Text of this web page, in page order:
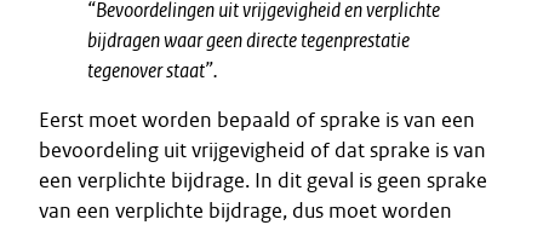
“Bevoordelingen uit vrijgevigheid en verplichte
bijdragen waar geen directe tegenprestatie
tegenover staat”.
Eerst moet worden bepaald of sprake is van een
bevoordeling uit vrijgevigheid of dat sprake is van
een verplichte bijdrage. In dit geval is geen sprake
van een verplichte bijdrage, dus moet worden